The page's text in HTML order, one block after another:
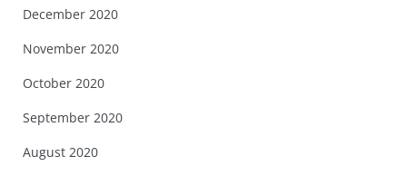
December 2020
November 2020
October 2020
September 2020
August 2020